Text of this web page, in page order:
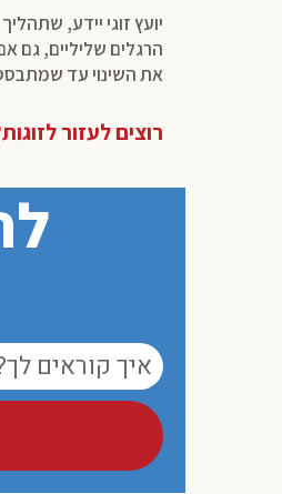
יועץ זוגי יידע,
הרגלים שליליים, גם
את השינוי עד שמתבסס
רוצים לעזור